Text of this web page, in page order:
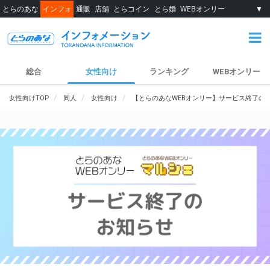
とらのあな インフォ 通販 店舗 とらコイン とら婚 WEBオンリー ▼
総合 女性向け ランキング WEBオンリー
女性向けTOP 同人 女性向け 【とらのあなWEBオンリー】サービス終了の